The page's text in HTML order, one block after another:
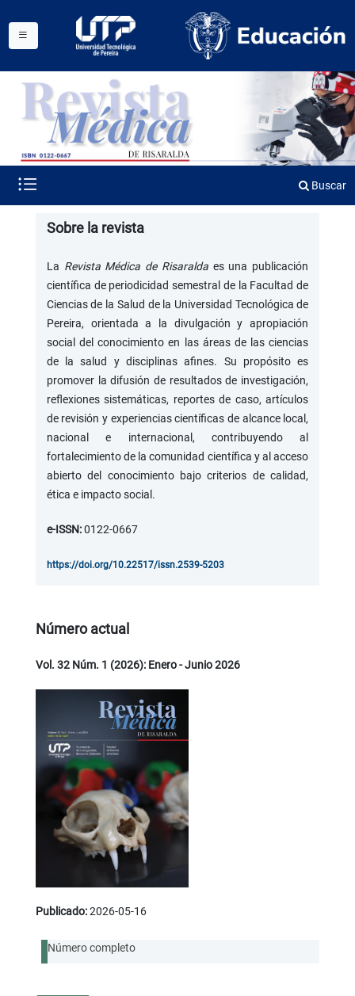
Buscar
Sobre la revista
La Revista Médica de Risaralda es una publicación
científica de periodicidad semestral de la Facultad de
Ciencias de la Salud de la Universidad Tecnológica de
Pereira, orientada a la divulgación y apropiación
social del conocimiento en las áreas de las ciencias
de la salud y disciplinas afines. Su propósito es
promover la difusión de resultados de investigación,
reflexiones sistemáticas, reportes de caso, artículos
de revisión y experiencias científicas de alcance local,
nacional e internacional, contribuyendo al
fortalecimiento de la comunidad científica y al acceso
abierto del conocimiento bajo criterios de calidad,
ética e impacto social.
e-ISSN:0122-0667
https://doi.org/10.22517/issn.2539-5203
Número actual
Vol. 32 Núm. 1 (2026): Enero - Junio 2026
Publicado:2026-05-16
Número completo